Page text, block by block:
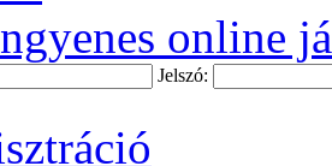
online
Jelszó: